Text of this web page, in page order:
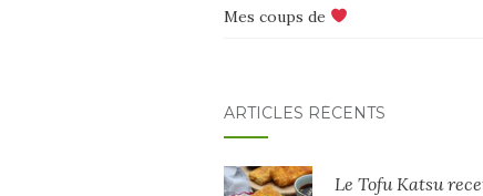
Mes coups de
ARTICLES RÉCENTS
Le Tofu Katsu